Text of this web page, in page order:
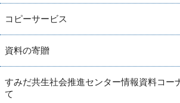
コピーサービス
資料の寄贈
すみだ共生社会推進センター情報資料コー
て